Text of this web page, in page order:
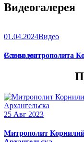
Видеогалерея
01.04.2024Видео
Слово митрополита
Все видео
25 Авг 2023
Митрополит